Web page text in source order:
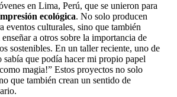
en Lima, Perú, que se unieron para
ecológica. No solo producen
eventos culturales, sino que también
a otros sobre la importancia de
sostenibles. En un taller reciente, uno de
sabía que podía hacer mi propio papel
magia!” Estos proyectos no solo
que también crean un sentido de